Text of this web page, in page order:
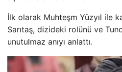
İlk olarak Muhteşm Yüzyıl ile
Sarıtaş, dizideki rolünü ve
unutulmaz anıyı anlattı.